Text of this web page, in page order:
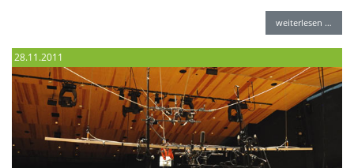
weiterlesen …
28.11.2011